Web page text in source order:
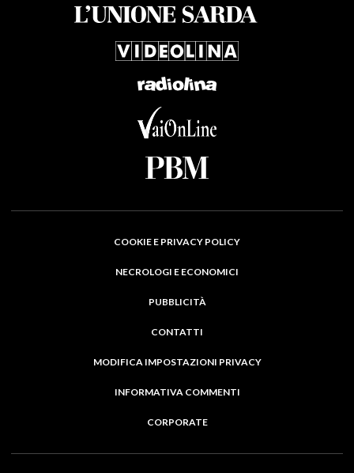
COOKIE E PRIVACY POLICY
NECROLOGI E ECONOMICI
PUBBLICITÀ
CONTATTI
MODIFICA IMPOSTAZIONI PRIVACY
INFORMATIVA COMMENTI
CORPORATE